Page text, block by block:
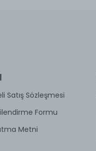
Satış Sözleşmesi
Formu
Metni